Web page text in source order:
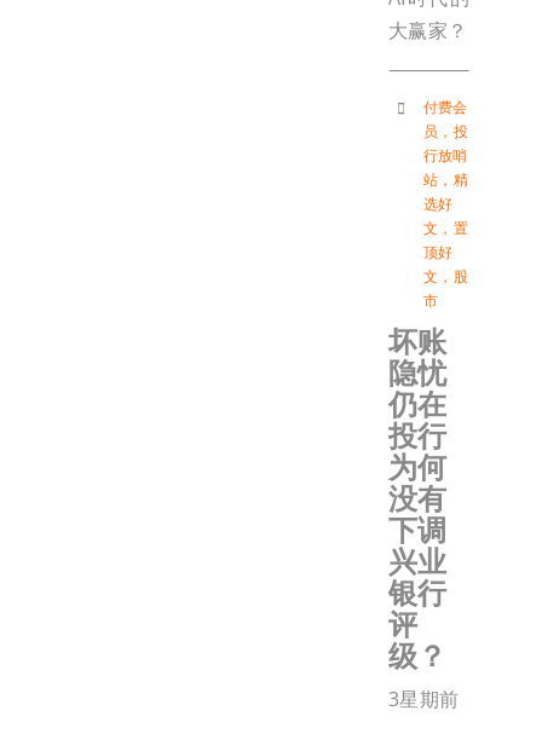
大赢家？
付费会
员 ， 投
行放哨
站 ， 精
选好
文 ， 置
顶好
文 ， 股
市
坏账
隐忧
仍在
投行
为何
没有
下调
兴业
银行
评
级？
3星期前